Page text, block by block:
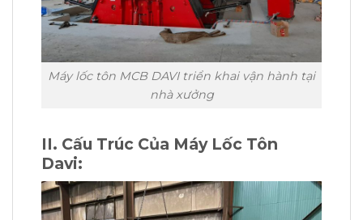
Máy lốc tôn MCB DAVI triển khai vận hành tại
nhà xưởng
II. Cấu Trúc Của Máy Lốc Tôn
Davi: